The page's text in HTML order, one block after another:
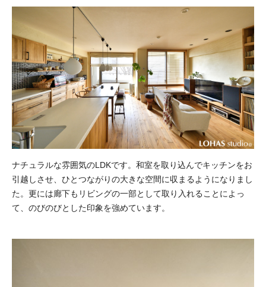
ナチュラルな雰囲気のLDKです。和室を取り込んでキッチンをお
引越しさせ、ひとつながりの大きな空間に収まるようになりまし
た。更には廊下もリビングの一部として取り入れることによっ
て、のびのびとした印象を強めています。